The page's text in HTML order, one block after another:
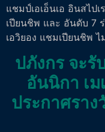
แชมป์เอเอ็นเอ อินสไป
เปียนชิพ และ อันดับ 7
เอวิยอง แชมเปียนชิพ
ปภังกร จะรั
อันนิกา เม
ประกาศรา